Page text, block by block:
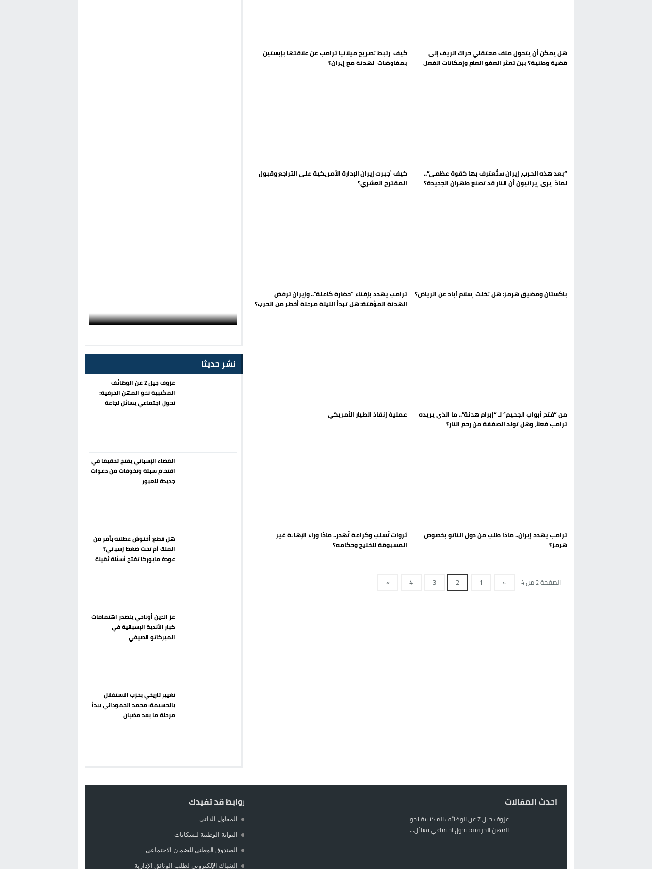
حريق بالمركب التجاري بالناظور يثير حالة استنفار أمني والوقاية المدنية تتدخل
زيادة تسعيرة النقل بالحسيمة تضع عمالة الإقليم تحت مجهر مطالب الشارع
هل يمكن أن يتحول ملف معتقلي حراك الريف إلى
قضية وطنية؟ بين تعثر العفو العام وإمكانات الفعل
كيف ارتبط تصريح ميلانيا ترامب عن علاقتها بإبستين
بمفاوضات الهدنة مع إيران؟
“بعد هذه الحرب، إيران ستُعترف بها كقوة عظمى”..
لماذا يرى إيرانيون أن النار قد تصنع طهران الجديدة؟
كيف أجبرت إيران الإدارة الأمريكية على التراجع وقبول
المقترح العشري؟
باكستان ومضيق هرمز: هل تخلت إسلام آباد عن الرياض؟
ترامب يهدد بإفناء “حضارة كاملة”.. وإيران ترفض
الهدنة المؤقتة: هل تبدأ الليلة مرحلة أخطر من الحرب؟
من “فتح أبواب الجحيم” لـ “إبرام هدنة”.. ما الذي يريده
ترامب فعلاً، وهل تولد الصفقة من رحم النار؟
عملية إنقاذ الطيار الأمريكي
ترامب يهدد إيران.. ماذا طلب من دول الناتو بخصوص
هرمز؟
ثروات تُسلب وكرامة تُهدر.. ماذا وراء الإهانة غير
المسبوقة للخليج وحكامه؟
الصفحة 2 من 4 «
1
2
3
4
»
نشر حديثا
عزوف جيل Z عن الوظائف
المكتبية نحو المهن الحرفية:
تحول اجتماعي يسائل نجاعة
القضاء الإسباني يفتح تحقيقا في
اقتحام سبتة وتخوفات من دعوات
جديدة للعبور
هل قطع أخنوش عطلته بأمر من
الملك أم تحت ضغط إسباني؟
عودة مايوركا تفتح أسئلة ثقيلة
عز الدين أوناحي يتصدر اهتمامات
كبار الأندية الإسبانية في
الميركاتو الصيفي
تغيير تاريخي بحزب الاستقلال
بالحسيمة: محمد الحموداني يبدأ
مرحلة ما بعد مضيان
احدث المقالات
عزوف جيل Z عن الوظائف المكتبية نحو
المهن الحرفية: تحول اجتماعي يسائل...
روابط قد تفيدك
المقاول الذاتي
البوابة الوطنية للشكايات
الصندوق الوطني للضمان الاجتماعي
الشباك الإلكتروني لطلب الوثائق الإدارية